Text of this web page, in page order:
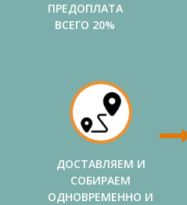
ПРЕДОПЛАТА
ВСЕГО 20%
ДОСТАВЛЯЕМ И
СОБИРАЕМ
ОДНОВРЕМЕННО И